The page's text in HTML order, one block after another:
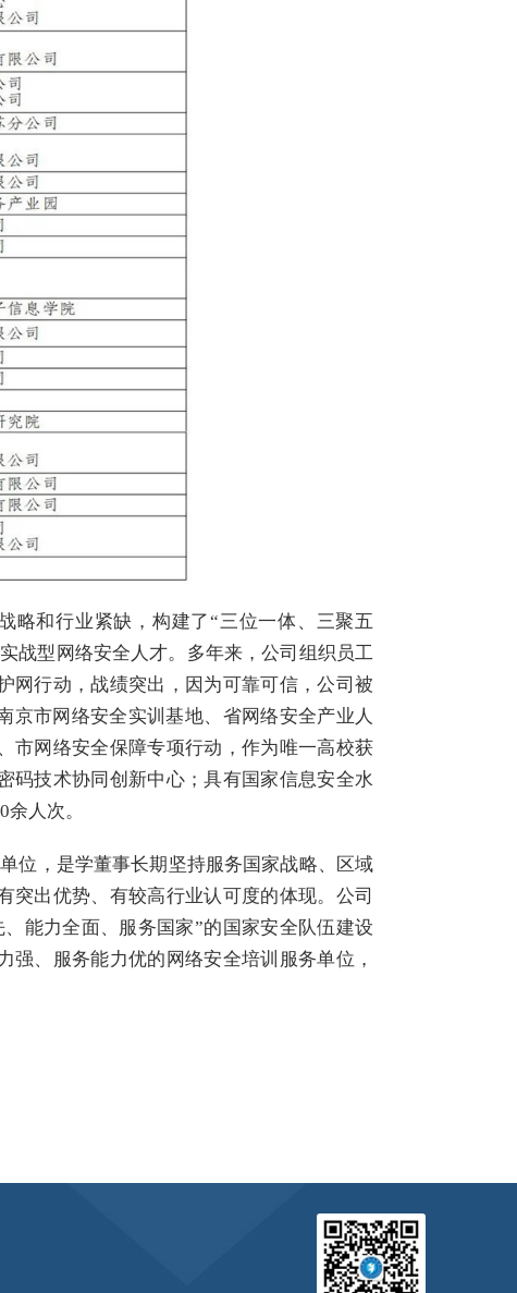
略和行业紧缺，构建了“三位一体、三聚五
战型网络安全人才。多年来，公司组织员工
网行动，战绩突出，因为可靠可信，公司被
京市网络安全实训基地、省网络安全产业人
市网络安全保障专项行动，作为唯一高校获
码技术协同创新中心；具有国家信息安全水
余人次。
位，是学董事长期坚持服务国家战略、区域
突出优势、有较高行业认可度的体现。公司
能力全面、服务国家”的国家安全队伍建设
、服务能力优的网络安全培训服务单位，